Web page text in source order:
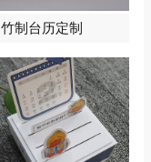
竹制台历定制